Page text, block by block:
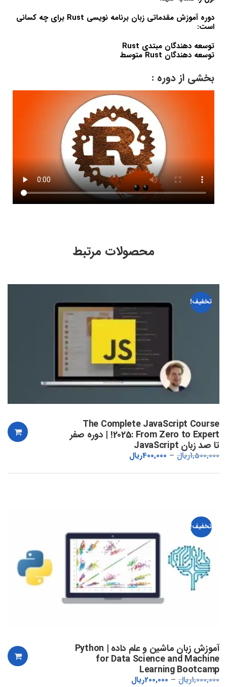
دوره آموزش مقدماتی زبان برنامه نویسی Rust برای چه کسانی
است:
توسعه دهندگان مبتدی Rust
توسعه دهندگان Rust متوسط
بخشی از دوره :
محصولات مرتبط
تخفیف!
The Complete JavaScript Course
2025: From Zero to Expert! | دوره صفر
تا صد زبان JavaScript
1,500,000ریال 400,000ریال
تخفیف!
آموزش زبان ماشین و علم داده | Python
for Data Science and Machine
Learning Bootcamp
1,000,000ریال 200,000ریال